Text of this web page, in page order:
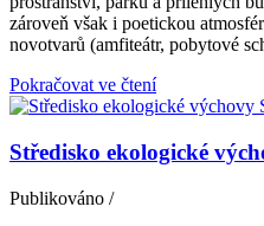
zároveň však i poetickou
novotvarů (amfiteátr, pobytové
Pokračovat ve čtení
Středisko ekologické
Publikováno /